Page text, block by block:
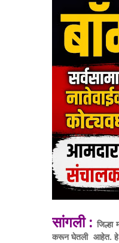
सांगली :
करून घेतली आहेत. हे